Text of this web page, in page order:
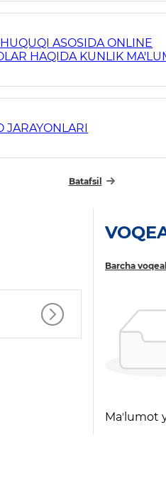
HUQUQI ASOSIDA ONLINE
HAQIDA KUNLIK
JARAYONLARI
Batafsil
Barcha
Maʼlumot